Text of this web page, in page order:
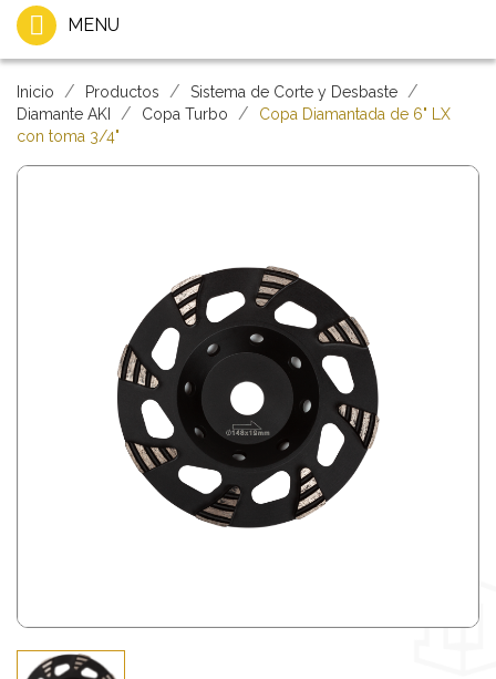
MENU
Inicio Productos
Sistema de Corte y Desbaste
Diamante AKI
Copa Turbo
Copa Diamantada de 6" LX
con toma 3/4"